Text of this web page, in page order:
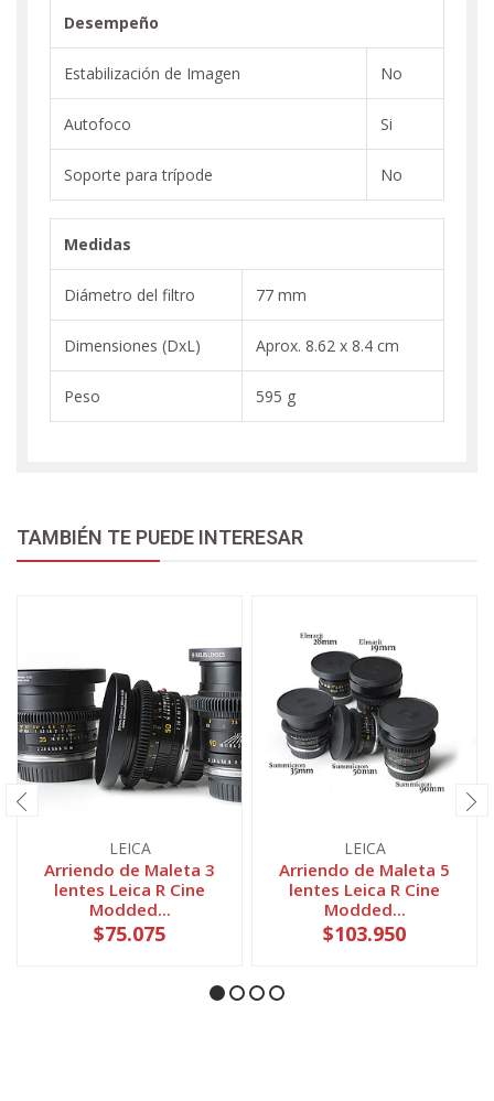
Desempeño
Estabilización de Imagen No
Autofoco Si
Soporte para trípode No
Medidas
Diámetro del filtro 77 mm
Dimensiones (DxL) Aprox. 8.62 x 8.4 cm
Peso 595 g
TAMBIÉN TE PUEDE INTERESAR
LEICA
Arriendo de Maleta 3
lentes Leica R Cine
Modded...
$75.075
LEICA
Arriendo de Maleta 5
lentes Leica R Cine
Modded...
$103.950